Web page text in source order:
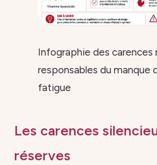
Infographie des carences
responsables du manque
fatigue
Les carences
réserves